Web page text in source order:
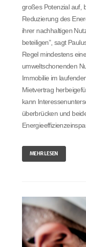
großes Potenzial auf,
Reduzierung des
ihrer nachhaltigen
beteiligen”, sagt
Regel mindestens
umweltschonenden
Immobilie im
Mietvertrag
kann
überbrücken und
MEHR LESEN